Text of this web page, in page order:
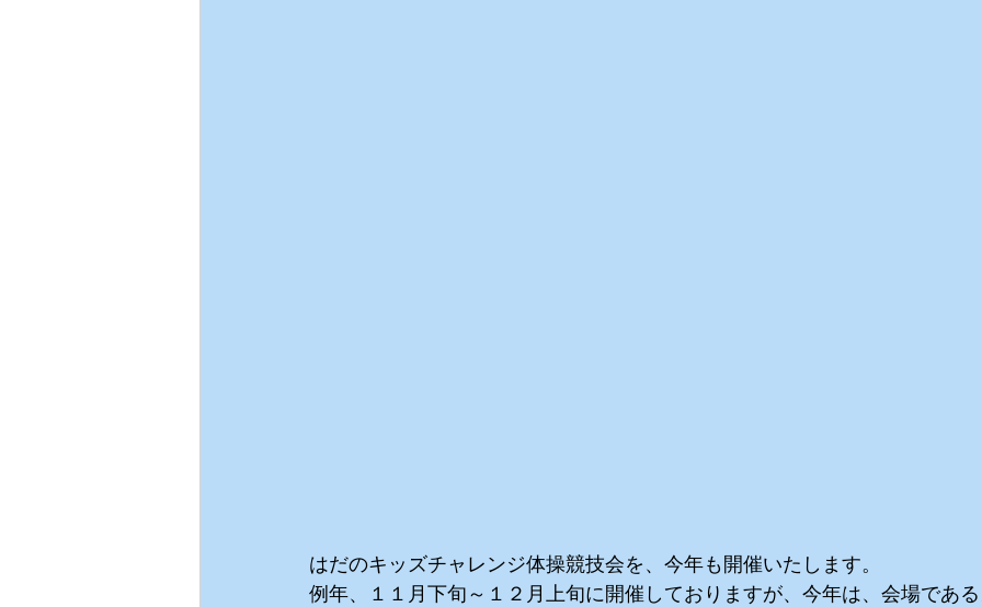
はだのキッズチャレンジ体操競技会を、今年も開催いたします。
例年、１１月下旬～１２月上旬に開催しておりますが、今年は、会場であ